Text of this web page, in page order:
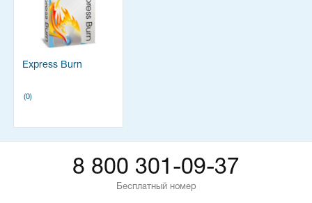
Express Burn
(0)
8 800 301-09-37
Бесплатный номер